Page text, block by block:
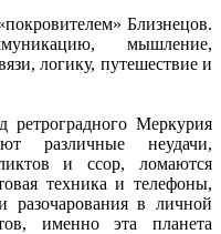
Близнецов.
мышление,
логику, путешествие и
ретроградного Меркурия
различные неудачи,
и ссор, ломаются
техника и телефоны,
разочарования в личной
именно эта планета